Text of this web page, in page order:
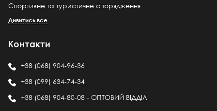
Спортивне та туристичне спорядження
Дивитись все
Контакти
+38 (068) 904-96-36
+38 (099) 634-74-34
+38 (068) 904-80-08 - ОПТОВИЙ ВІДДІЛ